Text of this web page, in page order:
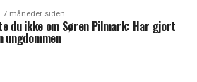
7 måneder siden
du ikke om Søren Pilmark: Har gjort
ungdommen